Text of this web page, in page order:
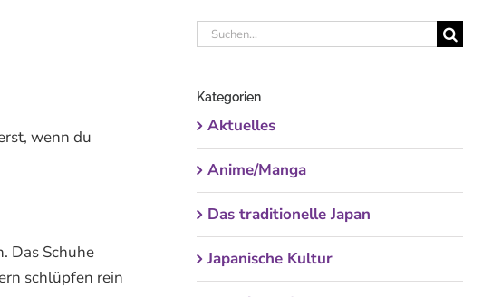
wenn du
Das Schuhe
schlüpfen rein
Suche
Kategorien
Aktuelles
Anime/Manga
Das traditionelle Japan
Japanische Kultur